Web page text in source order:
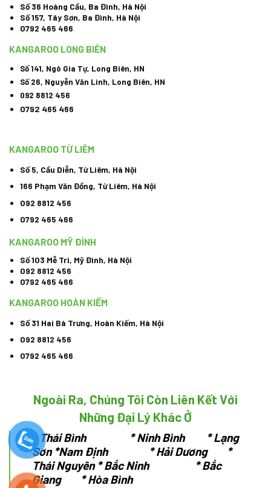
00:00
Số 36 Hoàng Cầu, Ba Đình, Hà Nội
Số 157, Tây Sơn, Ba Đình, Hà Nội
0792 465 466
KANGAROO LONG BIÊN
Số 141, Ngô Gia Tự, Long Biên, HN
Số 26, Nguyễn Văn Linh, Long Biên, HN
092 8812 456
0792 465 466
KANGAROO TỪ LIÊM
Số 5, Cầu Diễn, Từ Liêm, Hà Nội
166 Phạm Văn Đồng, Từ Liêm, Hà Nội
092 8812 456
0792 465 466
KANGAROO MỸ ĐÌNH
Số 103 Mễ Trì, Mỹ Đình, Hà Nội
092 8812 456
0792 465 466
KANGAROO HOÀN KIẾM
Số 31 Hai Bà Trưng, Hoàn Kiếm, Hà Nội
092 8812 456
0792 465 466
Ngoài Ra, Chúng Tôi Còn Liên Kết Với
Những Đại Lý Khác Ở
*Thái Bình * Ninh Bình * Lạng
Sơn *Nam Định * Hải Dương *
Thái Nguyên * Bắc Ninh * Bắc
Giang * Hòa Bình